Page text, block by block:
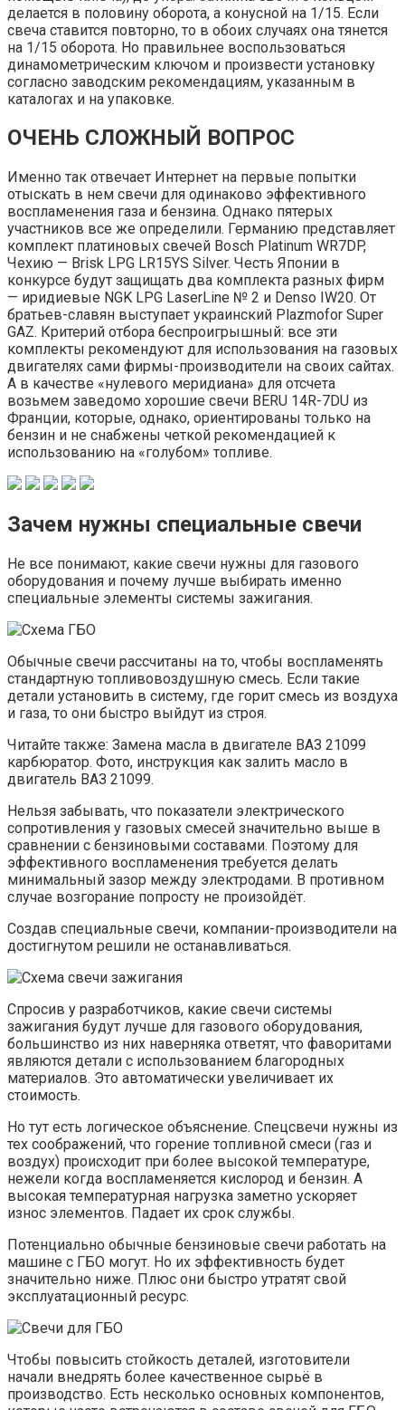
делается в половину оборота, а конусной на 1/15. Если
свеча ставится повторно, то в обоих случаях она тянется
на 1/15 оборота. Но правильнее воспользоваться
динамометрическим ключом и произвести установку
согласно заводским рекомендациям, указанным в
каталогах и на упаковке.
ОЧЕНЬ СЛОЖНЫЙ ВОПРОС
Именно так отвечает Интернет на первые попытки
отыскать в нем свечи для одинаково эффективного
воспламенения газа и бензина. Однако пятерых
участников все же определили. Германию представляет
комплект платиновых свечей Bosch Platinum WR7DP,
Чехию — Brisk LPG LR15YS Silver. Честь Японии в
конкурсе будут защищать два комплекта разных фирм
— иридиевые NGK LPG LaserLine № 2 и Denso IW20. От
братьев-славян выступает украинский Plazmоfor Super
GAZ. Критерий отбора беспроигрышный: все эти
комплекты рекомендуют для использования на газовых
двигателях сами фирмы-производители на своих сайтах.
А в качестве «нулевого меридиана» для отсчета
возьмем заведомо хорошие свечи BERU 14R-7DU из
Франции, которые, однако, ориентированы только на
бензин и не снабжены четкой рекомендацией к
использованию на «голубом» топливе.
Зачем нужны специальные свечи
Не все понимают, какие свечи нужны для газового
оборудования и почему лучше выбирать именно
специальные элементы системы зажигания.
Обычные свечи рассчитаны на то, чтобы воспламенять
стандартную топливовоздушную смесь. Если такие
детали установить в систему, где горит смесь из воздуха
и газа, то они быстро выйдут из строя.
Читайте также: Замена масла в двигателе ВАЗ 21099
карбюратор. Фото, инструкция как залить масло в
двигатель ВАЗ 21099.
Нельзя забывать, что показатели электрического
сопротивления у газовых смесей значительно выше в
сравнении с бензиновыми составами. Поэтому для
эффективного воспламенения требуется делать
минимальный зазор между электродами. В противном
случае возгорание попросту не произойдёт.
Создав специальные свечи, компании-производители на
достигнутом решили не останавливаться.
Спросив у разработчиков, какие свечи системы
зажигания будут лучше для газового оборудования,
большинство из них наверняка ответят, что фаворитами
являются детали с использованием благородных
материалов. Это автоматически увеличивает их
стоимость.
Но тут есть логическое объяснение. Спецсвечи нужны из
тех соображений, что горение топливной смеси (газ и
воздух) происходит при более высокой температуре,
нежели когда воспламеняется кислород и бензин. А
высокая температурная нагрузка заметно ускоряет
износ элементов. Падает их срок службы.
Потенциально обычные бензиновые свечи работать на
машине с ГБО могут. Но их эффективность будет
значительно ниже. Плюс они быстро утратят свой
эксплуатационный ресурс.
Чтобы повысить стойкость деталей, изготовители
начали внедрять более качественное сырьё в
производство. Есть несколько основных компонентов,